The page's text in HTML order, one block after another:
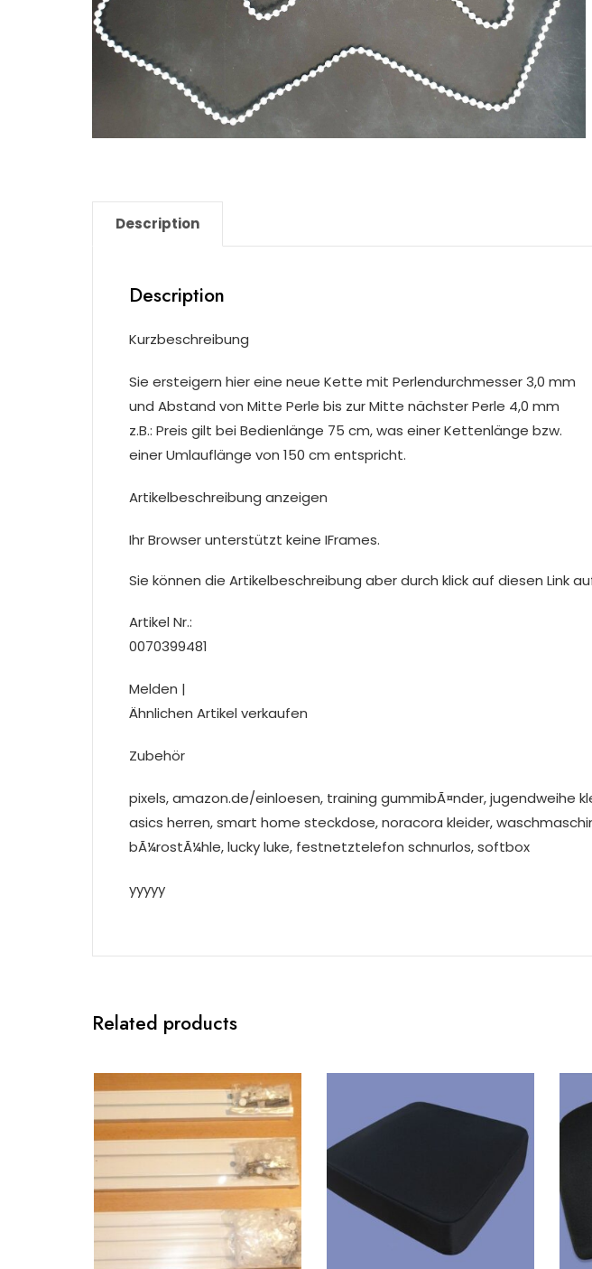
Description
Description
Kurzbeschreibung
Sie ersteigern hier eine neue Kette mit Perlendurchmesser 3,0 mm
und Abstand von Mitte Perle bis zur Mitte nächster Perle 4,0 mm
z.B.: Preis gilt bei Bedienlänge 75 cm, was einer Kettenlänge bzw.
einer Umlauflänge von 150 cm entspricht.
Artikelbeschreibung anzeigen
Ihr Browser unterstützt keine IFrames.
Sie können die Artikelbeschreibung aber durch klick auf diesen Link
Artikel Nr.:
0070399481
Melden |
Ähnlichen Artikel verkaufen
Zubehör
pixels, amazon.de/einloesen, training gummibÃ¤nder, jugendweihe
asics herren, smart home steckdose, noracora kleider,
bÃ¼rostÃ¼hle, lucky luke, festnetztelefon schnurlos, softbox
yyyyy
Related products